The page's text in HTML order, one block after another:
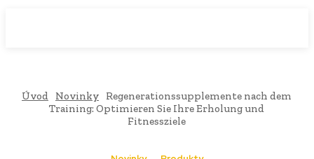
Úvod Novinky
Regenerationssupplemente nach dem
Training: Optimieren Sie Ihre Erholung und
Fitnessziele